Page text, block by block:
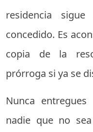
residencia
concedido. Es
copia de la
prórroga si ya se
Nunca
nadie que no